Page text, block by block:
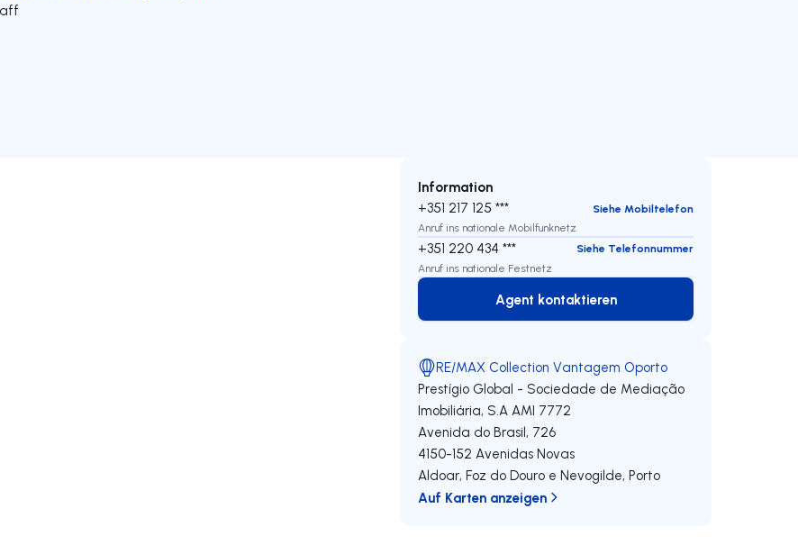
Information
+351 217 125 ***
Siehe Mobiltelefon
Anruf ins nationale Mobilfunknetz
+351 220 434 ***
Siehe Telefonnummer
Anruf ins nationale Festnetz
Agent kontaktieren
Agent kontaktieren
RE/MAX Collection Vantagem Oporto
Prestígio Global - Sociedade de Mediação
Imobiliária, S.A AMI 7772
Avenida do Brasil, 726
4150-152 Avenidas Novas
Aldoar, Foz do Douro e Nevogilde,Porto
Auf Karten anzeigen